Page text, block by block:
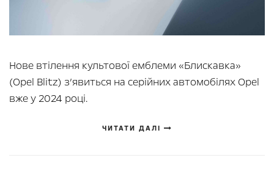
Нове втілення культової емблеми «Блискавка»
(Opel Blitz) з’явиться на серійних автомобілях Opel
вже у 2024 році.
ЧИТАТИ ДАЛІ